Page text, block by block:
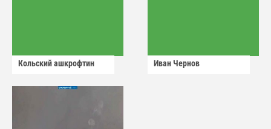
Кольский ашкрофтин Иван Чернов